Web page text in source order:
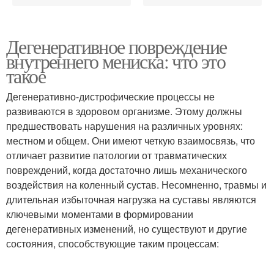
Дегенеративное повреждение
внутреннего мениска: что это
такое
Дегенеративно-дистрофические процессы не
развиваются в здоровом организме. Этому должны
предшествовать нарушения на различных уровнях:
местном и общем. Они имеют четкую взаимосвязь, что
отличает развитие патологии от травматических
повреждений, когда достаточно лишь механического
воздействия на коленный сустав. Несомненно, травмы и
длительная избыточная нагрузка на суставы являются
ключевыми моментами в формировании
дегенеративных изменений, но существуют и другие
состояния, способствующие таким процессам: